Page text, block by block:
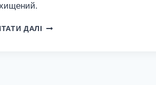
ДАЛІ ЗАХИЩЕНО: